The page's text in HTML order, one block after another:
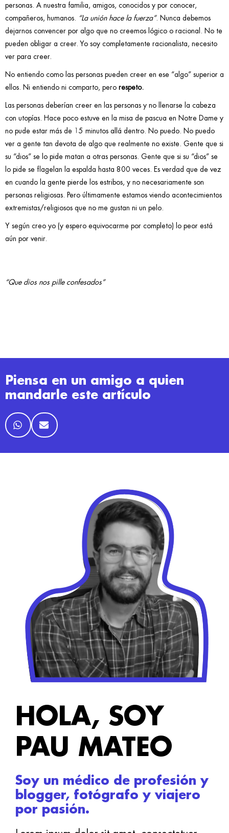
personas. A nuestra familia, amigos, conocidos y por conocer,
compañeros, humanos.
“La unión hace la fuerza”. Nunca debemos
dejarnos convencer por algo que no creemos lógico o racional. No te
pueden obligar a creer. Yo soy completamente racionalista, necesito
ver para creer.
No entiendo como las personas pueden creer en ese “algo” superior a
ellos. Ni entiendo ni comparto, pero respeto.
Las personas deberían creer en las personas y no llenarse la cabeza
con utopías. Hace poco estuve en la misa de pascua en Notre Dame y
no pude estar más de 15 minutos allá dentro. No puedo. No puedo
ver a gente tan devota de algo que realmente no existe. Gente que si
su “dios” se lo pide matan a otras personas. Gente que si su “dios” se
lo pide se flagelan la espalda hasta 800 veces. Es verdad que de vez
en cuando la gente pierde los estribos, y no necesariamente son
personas religiosas. Pero últimamente estamos viendo acontecimientos
extremistas/religiosos que no me gustan ni un pelo.
Y según creo yo (y espero equivocarme por completo) lo peor está
aún por venir.
“Que dios nos pille confesados”
Piensa en un amigo a quien
mandarle este artículo
HOLA, SOY
PAU MATEO
Soy un médico de profesión y
blogger, fotógrafo y viajero
por pasión.